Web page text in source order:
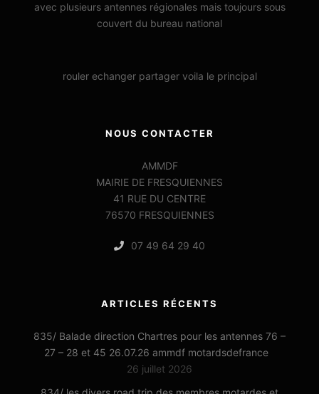
avec plusieurs antennes régionales mais toujours sous
couvert du bureau national
rouler echanger partager voila le principal
NOUS CONTACTER
AMMDF
MAIRIE DE FRESQUIENNES
41 RUE DU CENTRE
76570 FRESQUIENNES
07 49 64 29 40
ARTICLES RÉCENTS
835/ Balade direction Chartres pour les antennes 76 –
27 – 28 et 45 26.07.26 ammdf motardsdefrance
26 juillet 2026